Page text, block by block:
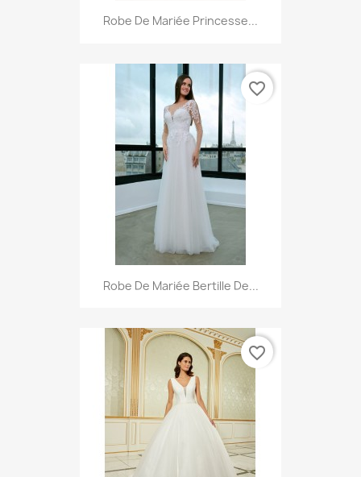
Robe De Mariée Princesse...
Robe De Mariée Bertille De...
favorite_border
favorite_border